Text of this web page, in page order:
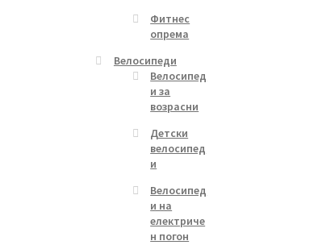
Фитнес
опрема
Велосипеди
Велосипед
и за
возрасни
Детски
велосипед
и
Велосипед
и на
електриче
н погон